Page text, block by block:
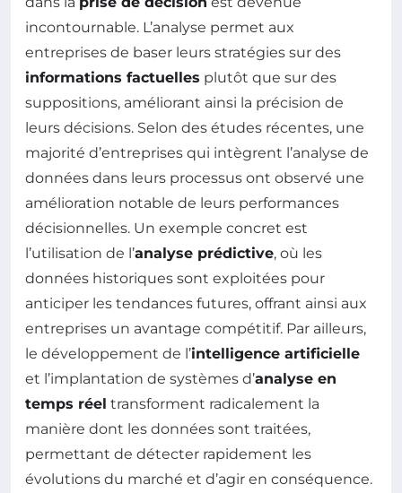
incontournable. L’analyse permet aux
entreprises de baser leurs stratégies sur des
informations factuelles plutôt que sur des
suppositions, améliorant ainsi la précision de
leurs décisions. Selon des études récentes, une
majorité d’entreprises qui intègrent l’analyse de
données dans leurs processus ont observé une
amélioration notable de leurs performances
décisionnelles. Un exemple concret est
l’utilisation de l’analyse prédictive, où les
données historiques sont exploitées pour
anticiper les tendances futures, offrant ainsi aux
entreprises un avantage compétitif. Par ailleurs,
le développement de l’intelligence artificielle
et l’implantation de systèmes d’analyse en
temps réel transforment radicalement la
manière dont les données sont traitées,
permettant de détecter rapidement les
évolutions du marché et d’agir en conséquence.